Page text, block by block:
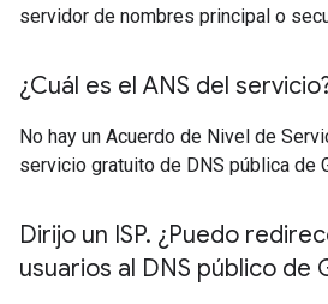
servidor de nombres principal o
¿Cuál es el ANS del
No hay un Acuerdo de Nivel de
servicio gratuito de DNS pública de
Dirijo un ISP. ¿Puedo
usuarios al DNS público de